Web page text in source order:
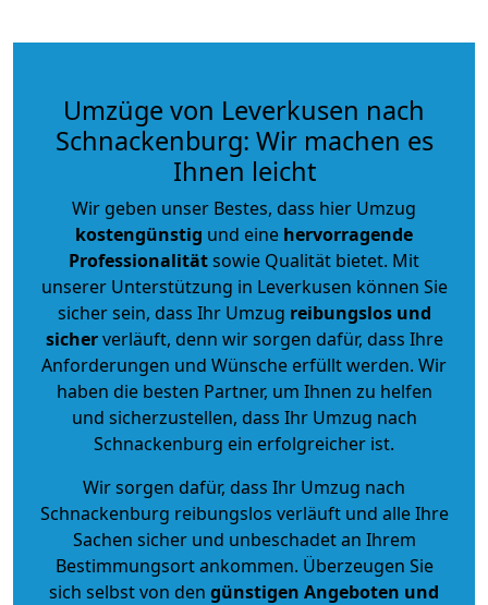
Umzüge von Leverkusen nach
Schnackenburg: Wir machen es
Ihnen leicht
Wir geben unser Bestes, dass hier Umzug
kostengünstig und eine hervorragende
Professionalitätsowie Qualität bietet. Mit
unserer Unterstützung in Leverkusen können Sie
sicher sein, dass Ihr Umzug reibungslos und
sicherverläuft, denn wir sorgen dafür, dass Ihre
Anforderungen und Wünsche erfüllt werden. Wir
haben die besten Partner, um Ihnen zu helfen
und sicherzustellen, dass Ihr Umzug nach
Schnackenburg ein erfolgreicher ist.
Wir sorgen dafür, dass Ihr Umzug nach
Schnackenburg reibungslos verläuft und alle Ihre
Sachen sicher und unbeschadet an Ihrem
Bestimmungsort ankommen. Überzeugen Sie
sich selbst von den günstigen Angeboten und